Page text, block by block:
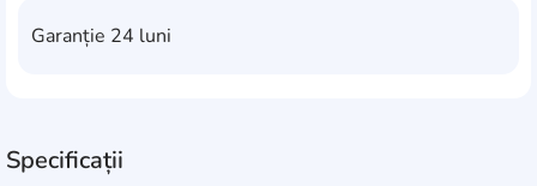
Garanție 24 luni
Specificații